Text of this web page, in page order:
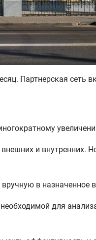
Партнерская сеть
и внутренних.
в назначенное
для